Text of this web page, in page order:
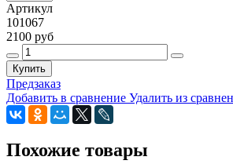
Артикул
101067
2100 руб
Купить
Предзаказ
Добавить в сравнение Удалить из
Похожие товары